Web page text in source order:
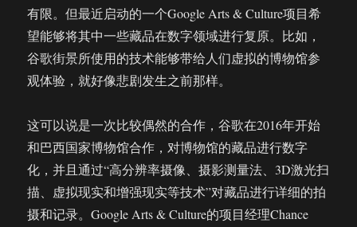
有限。但最近启动的一个Google Arts & Culture项目希
望能够将其中一些藏品在数字领域进行复原。比如，
谷歌街景所使用的技术能够带给人们虚拟的博物馆参
观体验，就好像悲剧发生之前那样。
这可以说是一次比较偶然的合作，谷歌在2016年开始
和巴西国家博物馆合作，对博物馆的藏品进行数字
化，并且通过“高分辨率摄像、摄影测量法、3D激光扫
描、虚拟现实和增强现实等技术”对藏品进行详细的拍
摄和记录。Google Arts & Culture的项目经理Chance